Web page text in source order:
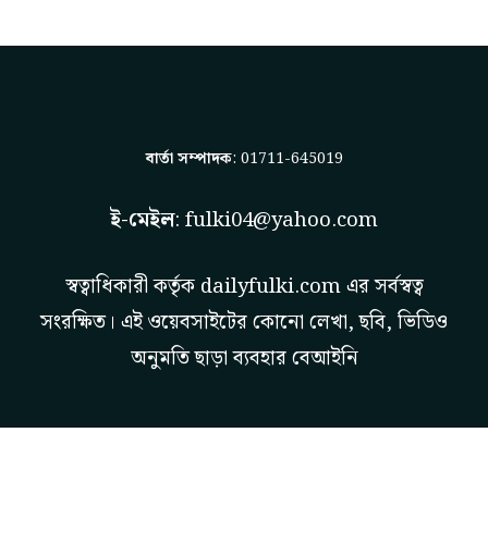
বার্তা সম্পাদক: 01711-645019
ই-মেইল: fulki04@yahoo.com
স্বত্বাধিকারী কর্তৃক dailyfulki.comএর সর্বস্বত্ব
সংরক্ষিত। এই ওয়েবসাইটের কোনো লেখা, ছবি, ভিডিও
অনুমতি ছাড়া ব্যবহার বেআইনি